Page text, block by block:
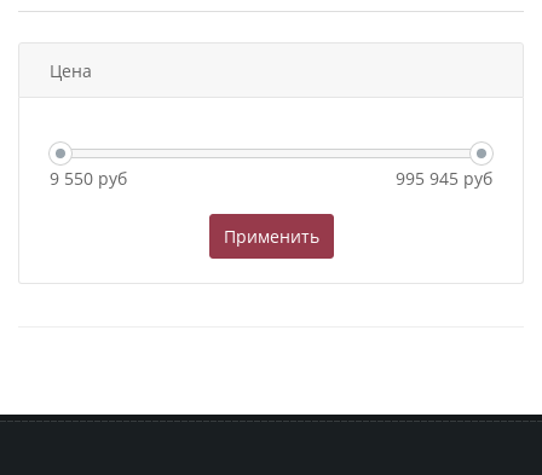
Цена
9 550 руб 995 945 руб